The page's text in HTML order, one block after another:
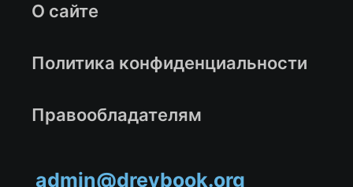
О сайте
Политика конфиденциальности
Правообладателям
admin@drevbook.org